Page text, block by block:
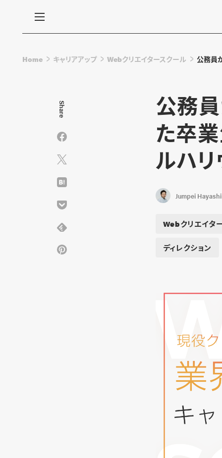
Home キャリアアップ Webクリエイタースクール 公務員
公務
た卒
ルハ
Jumpei Hayashi
Webクリエイタ
ディレクション
Share